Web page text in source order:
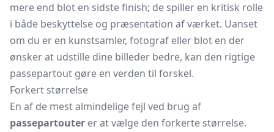
mere end blot en sidste finish; de spiller en kritisk rolle
i både beskyttelse og præsentation af værket. Uanset
om du er en kunstsamler, fotograf eller blot en der
ønsker at udstille dine billeder bedre, kan den rigtige
passepartout gøre en verden til forskel.
Forkert størrelse
En af de mest almindelige fejl ved brug af
passepartouter er at vælge den forkerte størrelse.